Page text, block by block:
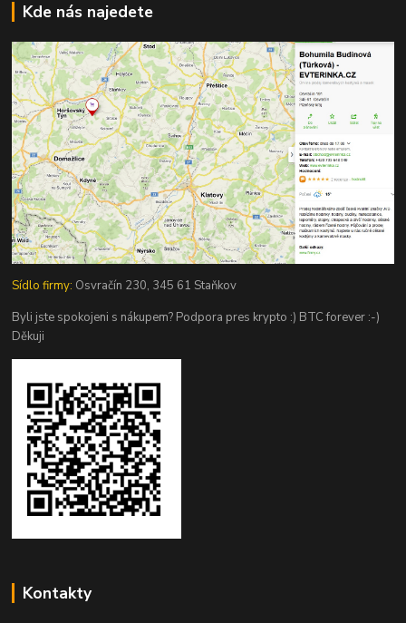
Kde nás najedete
Sídlo firmy: Osvračín 230, 345 61 Staňkov
Byli jste spokojeni s nákupem? Podpora pres krypto :) BTC forever :-)
Děkuji
Kontakty